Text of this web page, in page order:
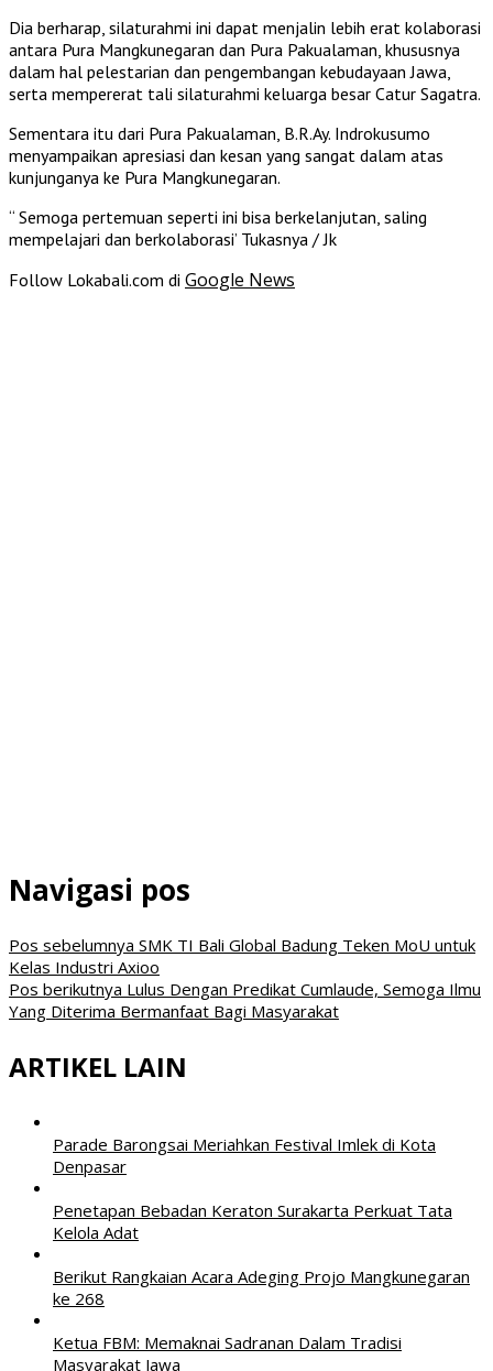
Dia berharap, silaturahmi ini dapat menjalin lebih erat kolaborasi
antara Pura Mangkunegaran dan Pura Pakualaman, khususnya
dalam hal pelestarian dan pengembangan kebudayaan Jawa,
serta mempererat tali silaturahmi keluarga besar Catur Sagatra.
Sementara itu dari Pura Pakualaman, B.R.Ay. Indrokusumo
menyampaikan apresiasi dan kesan yang sangat dalam atas
kunjunganya ke Pura Mangkunegaran.
“ Semoga pertemuan seperti ini bisa berkelanjutan, saling
mempelajari dan berkolaborasi’ Tukasnya / Jk
Follow Lokabali.com di Google News
Navigasi pos
Pos sebelumnya SMK TI Bali Global Badung Teken MoU untuk
Kelas Industri Axioo
Pos berikutnya Lulus Dengan Predikat Cumlaude, Semoga Ilmu
Yang Diterima Bermanfaat Bagi Masyarakat
ARTIKEL LAIN
Parade Barongsai Meriahkan Festival Imlek di Kota
Denpasar
Penetapan Bebadan Keraton Surakarta Perkuat Tata
Kelola Adat
Berikut Rangkaian Acara Adeging Projo Mangkunegaran
ke 268
Ketua FBM: Memaknai Sadranan Dalam Tradisi
Masyarakat Jawa